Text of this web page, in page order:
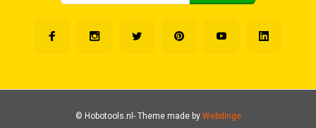
© Hobotools.nl- Theme made byWebdinge